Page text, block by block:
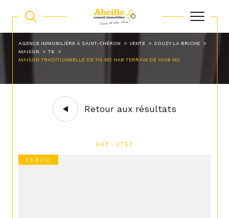
AGENCE IMMOBILIÈRE À SAINT-CHÉRON VENTE
SOUZY LA BRICHE
MAISON
T6
MAISON TRADITIONNELLE DE 110 M2 HAB TERRAIN DE 1008 M2
Retour aux résultats
Réf : 2753
VENDU